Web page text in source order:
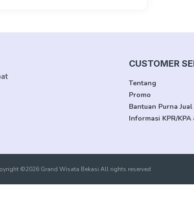
CUSTOMER
Tentang
Promo
Bantuan Purna Jual
Informasi KPR/
©2026 Grand Wisata Bekasi All rights reserved